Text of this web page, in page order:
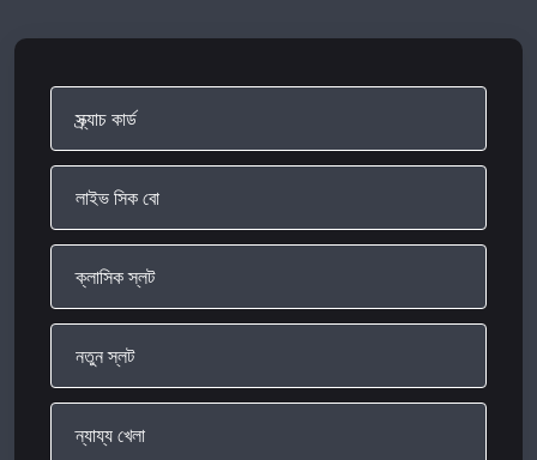
স্ক্র্যাচ কার্ড
লাইভ সিক বো
ক্লাসিক স্লট
নতুন স্লট
ন্যায্য খেলা